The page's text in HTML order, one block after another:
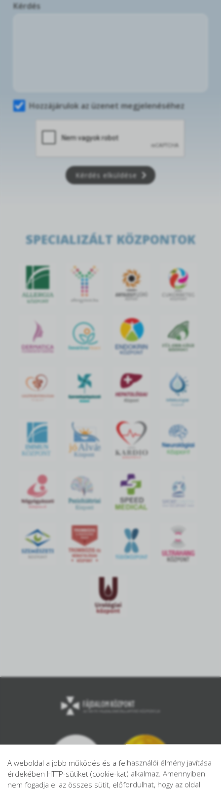
Kérdés
Hozzájárulok az üzenet megjelenéséhez
Kérdés elküldése
SPECIALIZÁLT KÖZPONTOK
IMMUN
KÖZPONT
jó Alvás
Központ
A weboldal a jobb működés és a felhasználói élmény javítása
érdekében HTTP-sütiket (cookie-kat) alkalmaz. Amennyiben
nem fogadja el az összes sütit, előfordulhat, hogy az oldal